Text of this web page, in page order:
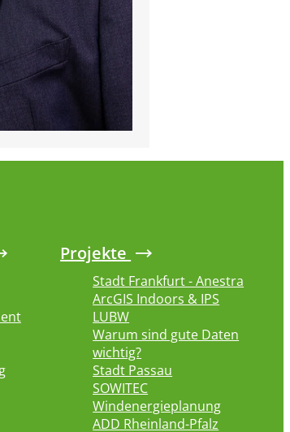
Projekte
Stadt Frankfurt - Anestra
ArcGIS Indoors & IPS
LUBW
Warum sind gute Daten
wichtig?
Stadt Passau
SOWITEC
Windenergieplanung
ADD Rheinland-Pfalz